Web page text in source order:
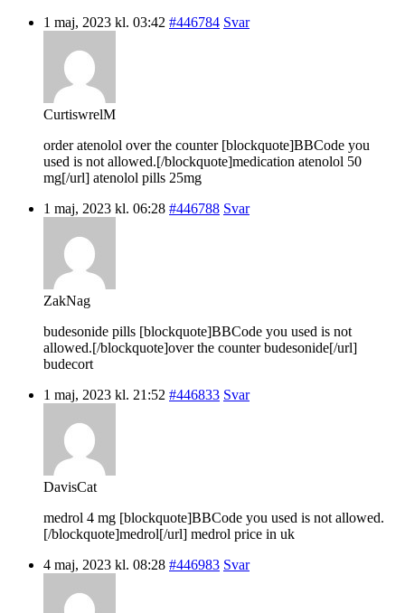
1 maj, 2023 kl. 03:42 #446784 Svar
CurtiswrelM
order atenolol over the counter [blockquote]BBCode you
used is not allowed.[/blockquote]medication atenolol 50
mg[/url] atenolol pills 25mg
1 maj, 2023 kl. 06:28 #446788 Svar
ZakNag
budesonide pills [blockquote]BBCode you used is not
allowed.[/blockquote]over the counter budesonide[/url]
budecort
1 maj, 2023 kl. 21:52 #446833 Svar
DavisCat
medrol 4 mg [blockquote]BBCode you used is not allowed.
[/blockquote]medrol[/url] medrol price in uk
4 maj, 2023 kl. 08:28 #446983 Svar